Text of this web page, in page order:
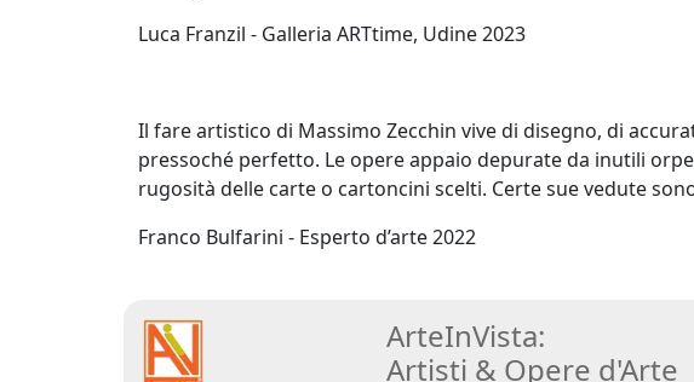
Lorella
Carlo
Fontana
Elisabetta
Luca Franzil - Galleria ARTtime, Udine 2023
Il fare artistico di Massimo Zecchin vive di disegno, di
pressoché perfetto. Le opere appaio depurate da inutili
rugosità delle carte o cartoncini scelti. Certe sue vedute
Franco Bulfarini - Esperto d’arte 2022
ArteInVista:
Artisti & Opere d'Arte